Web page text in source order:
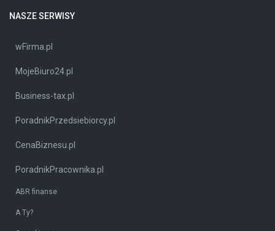
NASZE SERWISY
wFirma.pl
MojeBiuro24.pl
Business-tax.pl
PoradnikPrzedsiebiorcy.pl
CenaBiznesu.pl
PoradnikPracownika.pl
ABR finanse
A Ty?